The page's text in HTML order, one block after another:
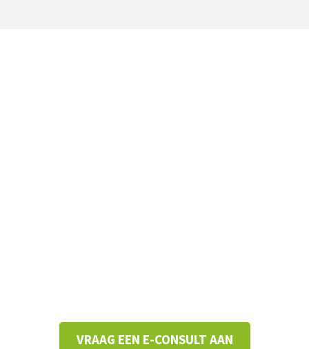
VRAAG EEN E-CONSULT AAN